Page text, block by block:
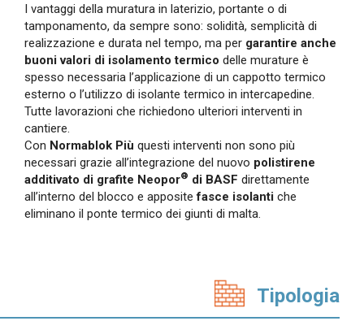
I vantaggi della muratura in laterizio, portante o di
tamponamento, da sempre sono: solidità, semplicità di
realizzazione e durata nel tempo, ma per garantire anche
buoni valori di isolamento termico delle murature è
spesso necessaria l’applicazione di un cappotto termico
esterno o l’utilizzo di isolante termico in intercapedine.
Tutte lavorazioni che richiedono ulteriori interventi in
cantiere.
Con Normablok Più questi interventi non sono più
necessari grazie all’integrazione del nuovo polistirene
additivato di grafite Neopor® di BASF direttamente
all’interno del blocco e appositefasce isolanti che
eliminano il ponte termico dei giunti di malta.
Tipologia